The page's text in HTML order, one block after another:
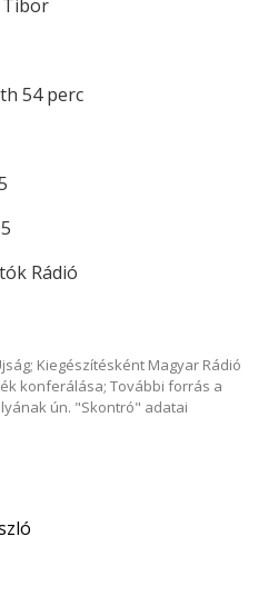
Tibor
54 perc
Rádió
Kiegészítésként Magyar Rádió
konferálása; További forrás a
ún. "Skontró" adatai